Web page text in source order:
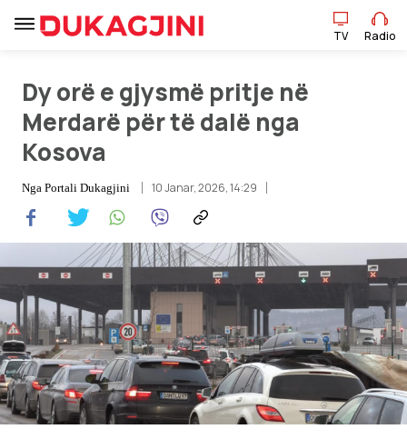
Lajme
Pikëpamje
Art Jete
Kulturë
Showbiz
Ekonomi
TV Radio
Dy orë e gjysmë pritje në
Merdarë për të dalë nga
Kosova
Nga Portali Dukagjini 10 Janar, 2026, 14:29